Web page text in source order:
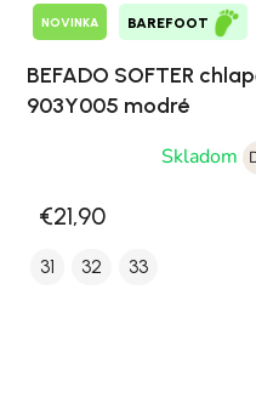
NOVINKA BAREFOOT
BEFADO SOFTER
903Y005 modré
Skladom
€21,90
31 32 33